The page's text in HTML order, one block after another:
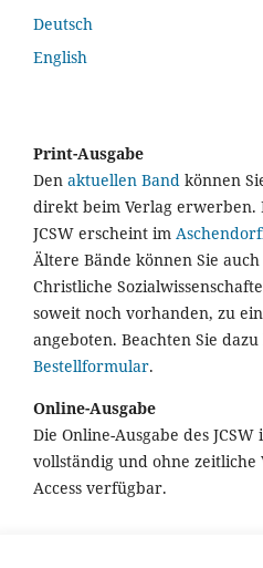
Deutsch
English
Print-Ausgabe
Den aktuellen Band können
direkt beim Verlag erwerben.
JCSW erscheint im
Ältere Bände können Sie
Christliche
soweit noch vorhanden, zu
angeboten. Beachten Sie
Bestellformular.
Online-Ausgabe
Die Online-Ausgabe des
vollständig und ohne zeitliche
Access verfügbar.